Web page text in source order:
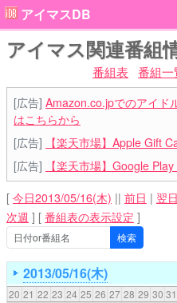
アイマスDB
アイマス関連番組
番組表 番組一
[広告] Amazon.co.jpでのアイド
はこちらから
[広告]
【楽天市場】Apple Gift
[広告]
【楽天市場】Google
[ 今日2013/05/16(木) || 前日 | 翌日
次週 ] [ 番組表の表示設定 ]
2013/05/16(木)
20 21 22 23 24 25 26 27 28 29 30 31